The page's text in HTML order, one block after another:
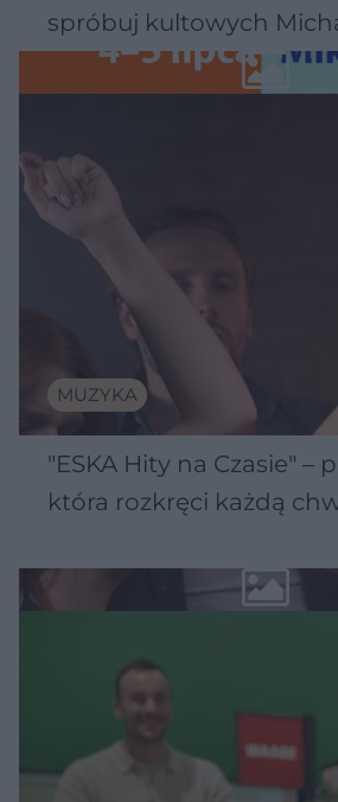
spróbuj kultowych
Wawelu
MUZYKA
"ESKA Hity na Czasie" –
która rozkręci każdą